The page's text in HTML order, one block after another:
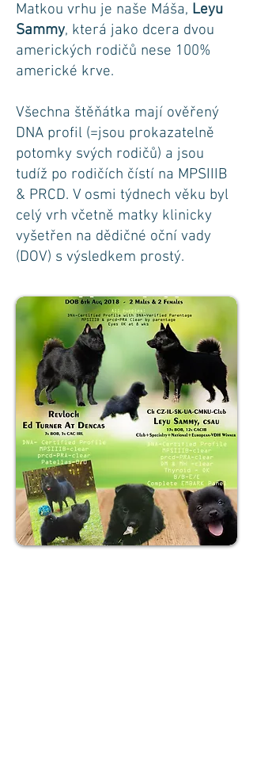
Matkou vrhu je naše Máša, Leyu
Sammy, která jako dcera dvou
amerických rodičů nese 100%
americké krve.
Všechna štěňátka mají ověřený
DNA profil (=jsou prokazatelně
potomky svých rodičů) a jsou
tudíž po rodičích čístí na MPSIIIB
& PRCD. V osmi týdnech věku byl
celý vrh včetně matky klinicky
vyšetřen na dědičné oční vady
(DOV) s výsledkem prostý.